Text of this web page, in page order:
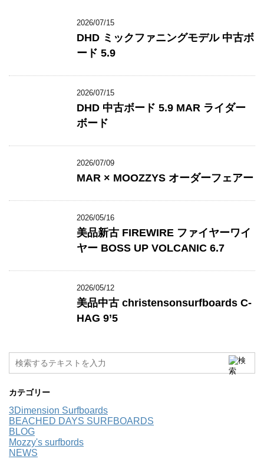
2026/07/15
DHD ミックファニングモデル 中古ボ
ード 5.9
2026/07/15
DHD 中古ボード 5.9 MAR ライダー
ボード
2026/07/09
MAR × MOOZZYS オーダーフェアー
2026/05/16
美品新古 FIREWIRE ファイヤーワイ
ヤー BOSS UP VOLCANIC 6.7
2026/05/12
美品中古 christensonsurfboards C-
HAG 9’5
カテゴリー
3Dimension Surfboards
BEACHED DAYS SURFBOARDS
BLOG
Mozzy's surfbords
NEWS